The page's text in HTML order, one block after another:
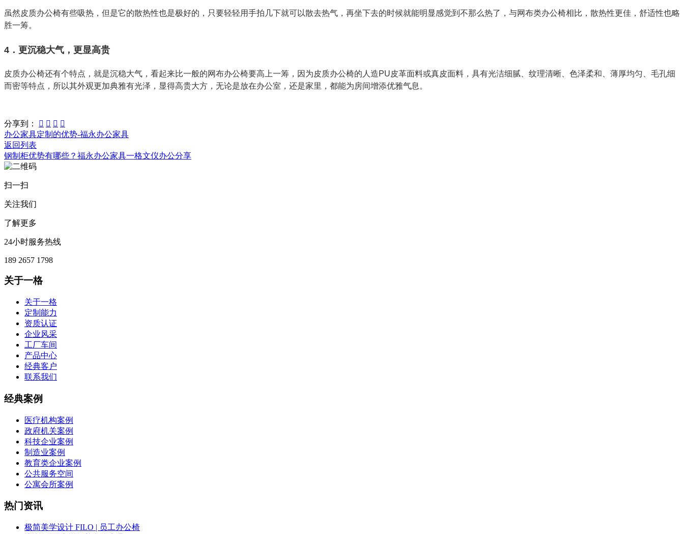
虽然皮质办公椅有些吸热，但是它的散热性也是极好的，只要轻轻用手拍几下就可以散去热气，再坐下去的时候就能明显感觉到不那么热了，与网布类办公椅相比，散热性更佳，舒适性也略
胜一筹。
4 ．更沉稳大气，更显高贵
皮质办公椅还有个特点，就是沉稳大气，看起来比一般的网布办公椅要高上一筹，因为皮质办公椅的人造PU皮革面料或真皮面料，具有光洁细腻、纹理清晰、色泽柔和、薄厚均匀、毛孔细
而密等特点，所以其外观更加典雅有光泽，显得高贵大方，无论是放在办公室，还是家里，都能为房间增添优雅气息。
分享到：    
办公家具定制的优势-福永办公家具
返回列表
钢制柜优势有哪些？福永办公家具一格文仪办公分享
扫一扫
关注我们
了解更多
24小时服务热线
189 2657 1798
关于一格
关于一格
定制能力
资质认证
企业风采
工厂车间
产品中心
经典客户
联系我们
经典案例
医疗机构案例
政府机关案例
科技企业案例
制造业案例
教育类企业案例
公共服务空间
公寓会所案例
热门资讯
极简美学设计 FILO | 员工办公椅